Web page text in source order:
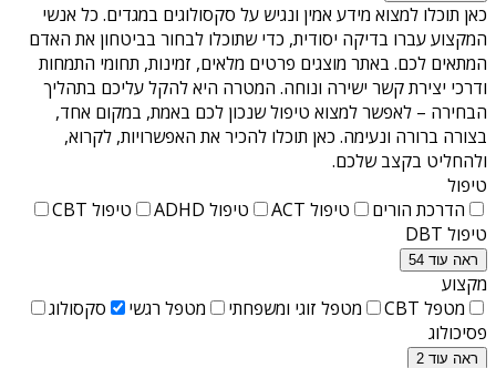
כאן תוכלו למצוא מידע אמין ונגיש על סקסולוגים במגדים. כל אנשי
המקצוע עברו בדיקה יסודית, כדי שתוכלו לבחור בביטחון את האדם
המתאים לכם. באתר מוצגים פרטים מלאים, זמינות, תחומי התמחות
ודרכי יצירת קשר ישירה ונוחה. המטרה היא להקל עליכם בתהליך
הבחירה – לאפשר למצוא טיפול שנכון לכם באמת, במקום אחד,
בצורה ברורה ונעימה. כאן תוכלו להכיר את האפשרויות, לקרוא,
ולהחליט בקצב שלכם.
טיפול
הדרכת הורים
טיפול ACT טיפול ADHD
טיפול CBT
טיפול DBT
ראה עוד 54
מקצוע
מטפל CBT
מטפל זוגי ומשפחתי מטפל רגשי
סקסולוג
פסיכולוג
ראה עוד 2